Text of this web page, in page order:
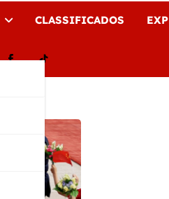
Seu portal
CLASSIFICADOS
FACEBOOK